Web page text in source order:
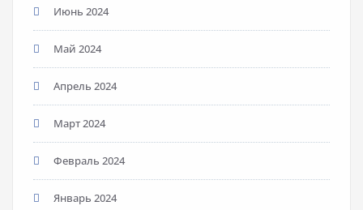
Июнь 2024
Май 2024
Апрель 2024
Март 2024
Февраль 2024
Январь 2024